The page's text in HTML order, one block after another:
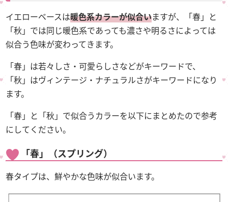
イエローベースは暖色系カラーが似合いますが、「春」と
「秋」では同じ暖色系であっても濃さや明るさによっては
似合う色味が変わってきます。
「春」は若々しさ・可愛らしさなどがキーワードで、
「秋」はヴィンテージ・ナチュラルさがキーワードになり
ます。
「春」と「秋」で似合うカラーを以下にまとめたので参考
にしてください。
「春」（スプリング）
春タイプは、鮮やかな色味が似合います。